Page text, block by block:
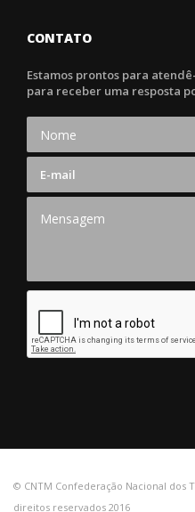
CONTATO
Estamos prontos para
para receber uma resposta
© CNTM Confederação Nacional dos
direitos reservados 2016